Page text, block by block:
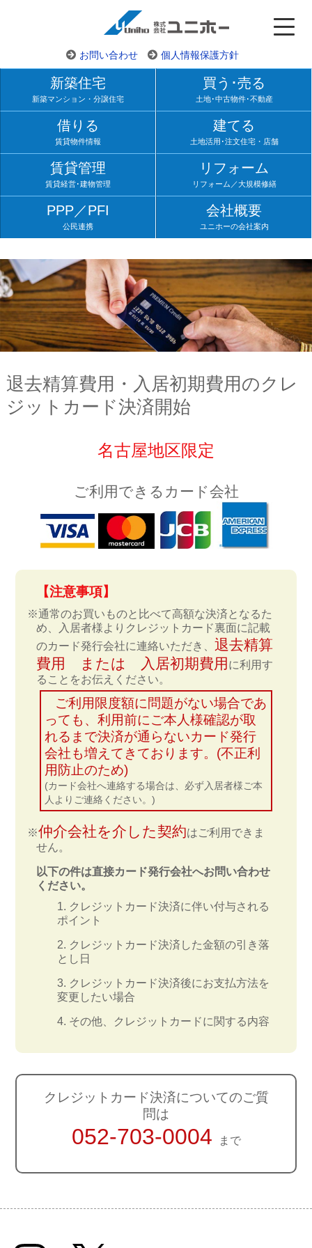
お問い合わせ 個人情報保護方針
新築住宅
新築マンション・分譲住宅
買う･売る
土地･中古物件･不動産
借りる
賃貸物件情報
建てる
土地活用･注文住宅・店舗
賃貸管理
賃貸経営･建物管理
リフォーム
リフォーム／大規模修繕
PPP／PFI
公民連携
会社概要
ユニホーの会社案内
退去精算費用・入居初期費用のクレ
ジットカード決済開始
名古屋地区限定
ご利用できるカード会社
【注意事項】
通常のお買いものと比べて高額な決済となるた
め、入居者様よりクレジットカード裏面に記載
のカード発行会社に連絡いただき、退去精算
費用 または 入居初期費用 に利用す
ることをお伝えください。
ご利用限度額に問題がない場合であ
っても、利用前にご本人様確認が取
れるまで決済が通らないカード発行
会社も増えてきております。 (不正利
用防止のため)
(カード会社へ連絡する場合は、必ず入居者様ご本
人よりご連絡ください。)
仲介会社を介した契約はご利用できま
せん。
以下の件は直接カード発行会社へお問い合わせ
ください。
クレジットカード決済に伴い付与される
ポイント
クレジットカード決済した金額の引き落
とし日
クレジットカード決済後にお支払方法を
変更したい場合
その他、クレジットカードに関する内容
クレジットカード決済についてのご質
問は
052-703-0004 まで